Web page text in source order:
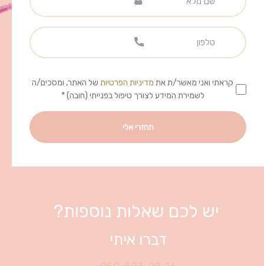
קראתי ואני מאשר/ת את מדיניות הפרטיות של האתר, ומסכים/ה
לשמירת המידע לצורך טיפול בפנייתי (חובה) *
יש לכם שאלות נוספות?
דברו איתי